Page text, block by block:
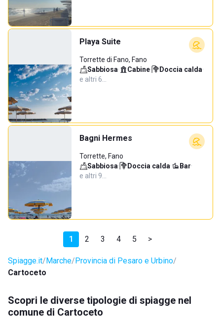
Playa Suite
Torrette di Fano, Fano
Sabbiosa· Cabine· Doccia calda·
e altri 6…
Bagni Hermes
Torrette, Fano
Sabbiosa· Doccia calda· Bar·
e altri 9…
1 2 3 4 5 >
Spiagge.it Marche Provincia di Pesaro e Urbino
Cartoceto
Scopri le diverse tipologie di spiagge nel
comune di Cartoceto